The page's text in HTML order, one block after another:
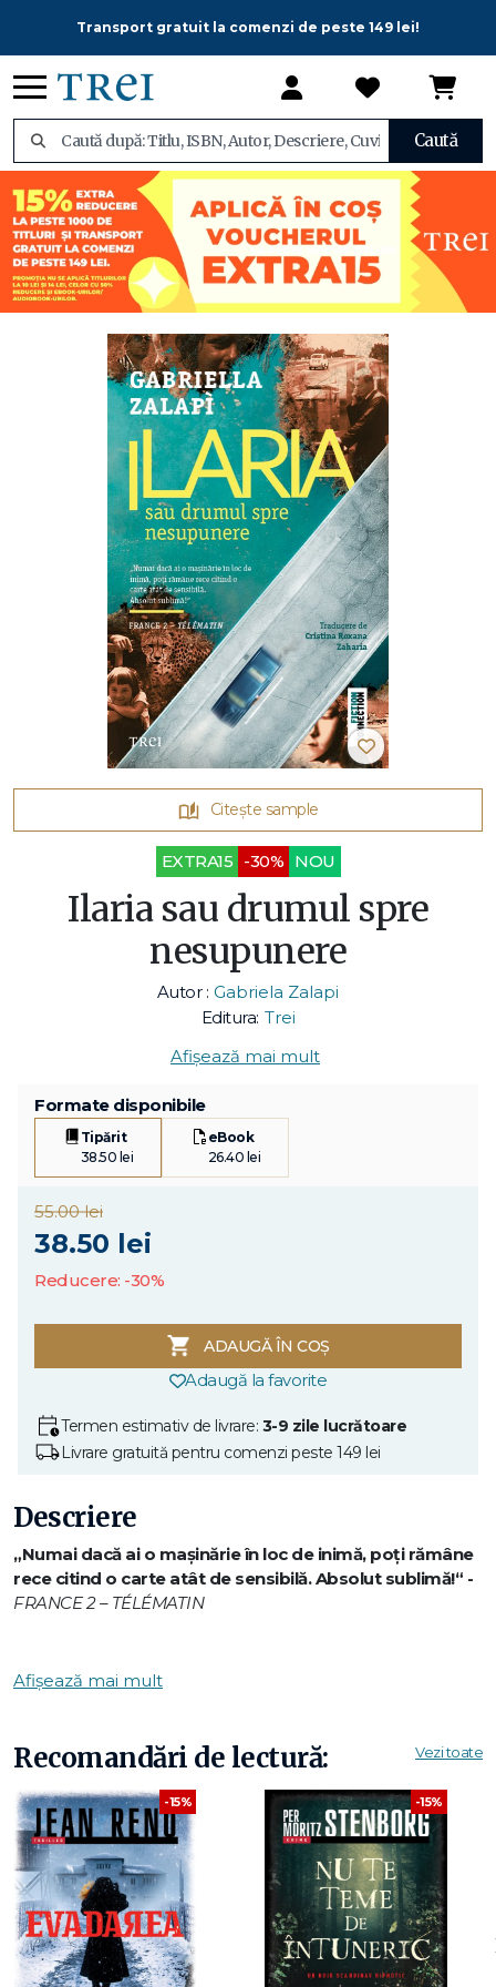
Transport gratuit la comenzi de peste 149 lei!
Caută
Citește sample
EXTRA15 -30% NOU
Ilaria sau drumul spre
nesupunere
Autor : Gabriela Zalapi
Editura: Trei
Afișează mai mult
Formate disponibile
Tipărit
38.50 lei
eBook
26.40 lei
55.00 lei
38.50 lei
Reducere: -30%
ADAUGĂ ÎN COȘ
Adaugă la favorite
Termen estimativ de livrare: 3-9 zile lucrătoare
Livrare gratuită pentru comenzi peste 149 lei
Descriere
„Numai dacă ai o mașinărie în loc de inimă, poți rămâne
rece citind o carte atât de sensibilă. Absolut sublimă!“ -
FRANCE 2 – TÉLÉMATIN
Prix Femina des Lycéens 2024
Prix Blù Jean-Marc Roberts 2024
Prix Jean Freustié 2025
Prix Millepages 2024
Afișează mai mult
Recomandări de lectură: Vezi toate
-15% -15%